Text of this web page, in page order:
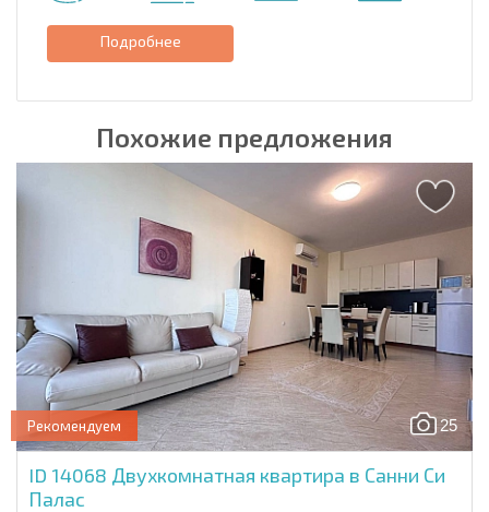
Подробнее
Похожие предложения
25
Рекомендуем
ID 14068 Двухкомнатная квартира в Санни Си
Палас